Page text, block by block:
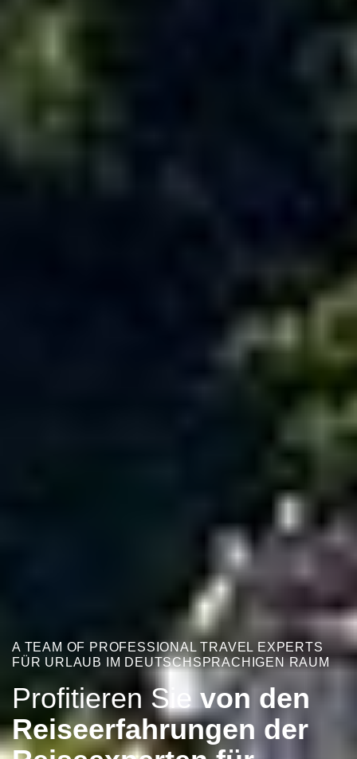
A TEAM OF PROFESSIONAL TRAVEL EXPERTS
FÜR URLAUB IM DEUTSCHSPRACHIGEN RAUM
Profitieren Sie von den
Reiseerfahrungen der